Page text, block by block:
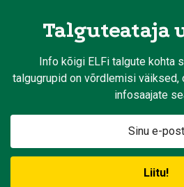
Talguteataja
Info kõigi ELFi talgute kohta
talgugrupid on võrdlemisi
infosaajate